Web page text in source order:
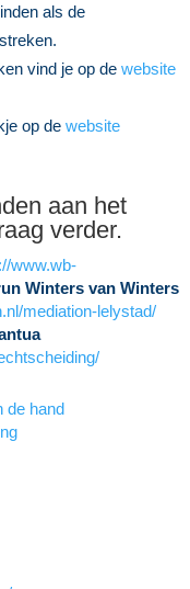
als de
vind je op de website
op de website
aan het
verder.
www.wb-
Winters van Winters
mediation-lelystad/